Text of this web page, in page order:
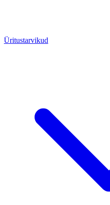
Üritustarvikud